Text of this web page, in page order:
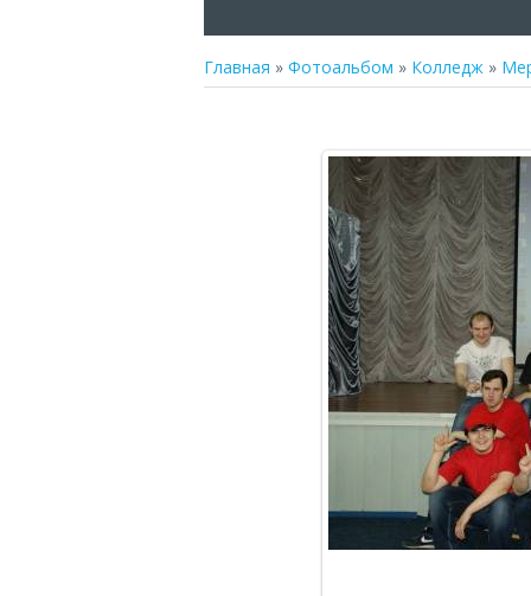
Главная » Фотоальбом » Колледж »